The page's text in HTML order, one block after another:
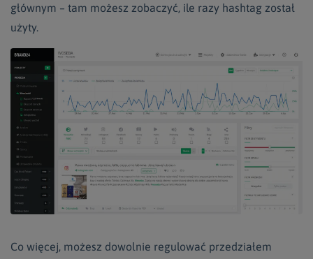
głównym – tam możesz zobaczyć, ile razy hashtag został
użyty.
Co więcej, możesz dowolnie regulować przedziałem